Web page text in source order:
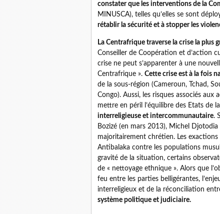
constater que les interventions de la
MINUSCA), telles qu’elles se sont
rétablir la sécurité et à stopper les
La Centrafrique traverse la crise la plus
Conseiller de Coopération et d’action
crise ne peut s’apparenter à une
Centrafrique ». Cette crise est à la fois
de la sous-région (Cameroun, Tchad,
Congo). Aussi, les risques associés
mettre en péril l’équilibre des Etats de
interreligieuse et intercommunautaire.
Bozizé (en mars 2013), Michel
majoritairement chrétien. Les
Antibalaka contre les populations
gravité de la situation, certains
de « nettoyage ethnique ». Alors que
feu entre les parties belligérantes,
interreligieux et de la réconciliation
système politique et judiciaire.